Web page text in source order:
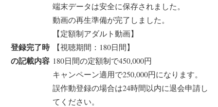
登録完了時
の記載内容
端末データは安全に保存されました。
動画の再生準備が完了しました。
【定額制アダルト動画】
【視聴期間：180日間】
180日間の定額制で450,000円
キャンペーン適用で250,000円になります。
誤作動登録の場合は24時間以内に退会申請し
てください。